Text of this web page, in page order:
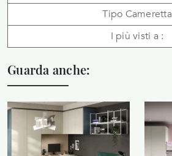
Tipo Cameretta
I più visti a :
Guarda anche: